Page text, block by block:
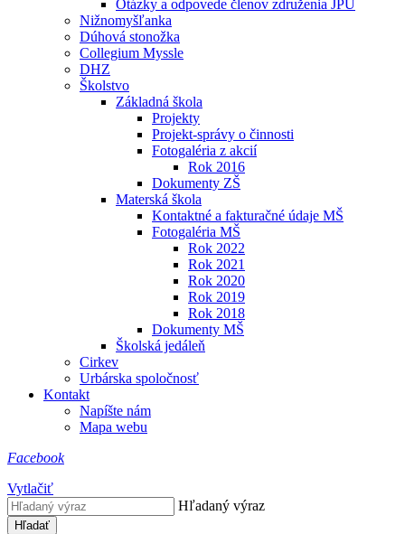
Otázky a odpovede členov združenia JPU
Nižnomyšľanka
Dúhová stonožka
Collegium Myssle
DHZ
Školstvo
Základná škola
Projekty
Projekt-správy o činnosti
Fotogaléria z akcií
Rok 2016
Dokumenty ZŠ
Materská škola
Kontaktné a fakturačné údaje MŠ
Fotogaléria MŠ
Rok 2022
Rok 2021
Rok 2020
Rok 2019
Rok 2018
Dokumenty MŠ
Školská jedáleň
Cirkev
Urbárska spoločnosť
Kontakt
Napíšte nám
Mapa webu
Facebook
Vytlačiť
Hľadaný výraz
Hľadať